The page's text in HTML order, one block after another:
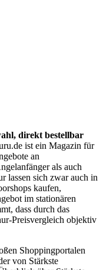
direkt bestellbar
ist ein Magazin für
an
als auch
lassen sich zwar auch in
kaufen,
im stationären
dass durch das
Preisvergleich objektiv
Shoppingportalen
von Stärkste